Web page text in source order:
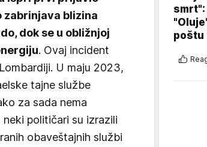
zabrinjava blizina
dok se u obližnjoj
. Ovaj incident
U maju 2023,
tajne službe
za sada nema
političari su izrazili
obaveštajnih službi
poštu